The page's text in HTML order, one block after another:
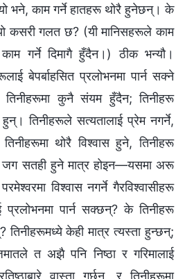
भने, काम गर्ने हातहरू थोरै हुनेछन्। के
कसरी गलत छ? (यी मानिसहरूले काम
गर्ने दिमागै हुँदैन।) ठीक भन्यौ।
बेपर्बाहसित प्रलोभनमा पार्न सक्‍ने
तिनीहरूमा कुनै संयम हुँदैन; तिनीहरू
हुन्। तिनीहरूले सत्यतालाई प्रेम नगर्ने,
थोरै विश्‍वास हुने, तिनीहरू
जग सतही हुने मात्र होइन—यसमा अरू
विश्‍वास नगर्ने गैरविश्‍वासीहरू
प्रलोभनमा पार्न सक्छन्? के तिनीहरू
तिनीहरूमध्ये केही मात्र त्यस्ता हुन्छन्;
त अझै पनि निष्ठा र गरिमालाई
वास्ता गर्छन्, र तिनीहरूमा